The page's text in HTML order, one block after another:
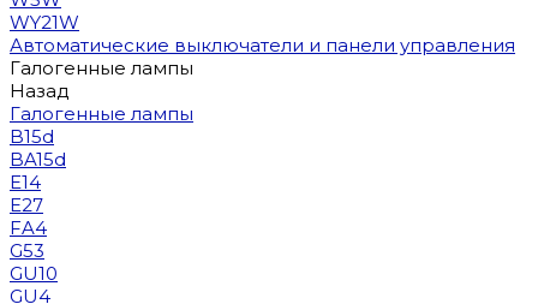
WY21W
Автоматические выключатели и панели управления
Галогенные лампы
Назад
Галогенные лампы
B15d
BA15d
E14
E27
FA4
G53
GU10
GU4